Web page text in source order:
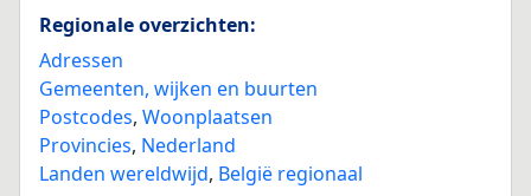
Regionale overzichten:
Adressen
Gemeenten, wijken en buurten
Postcodes, Woonplaatsen
Provincies, Nederland
Landen wereldwijd, België regionaal